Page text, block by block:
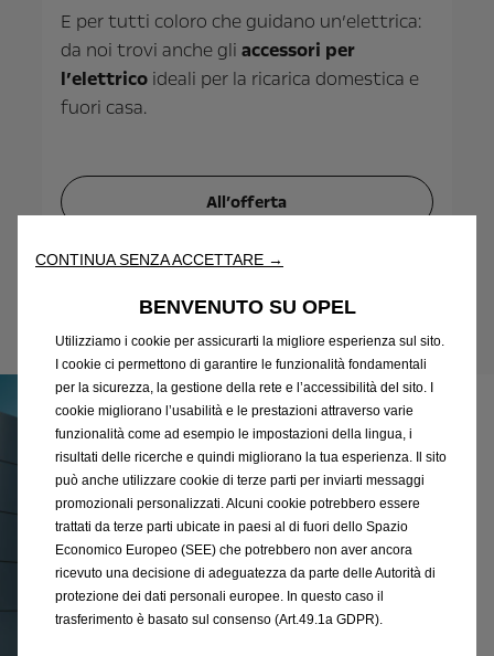
E per tutti coloro che guidano un’elettrica:
da noi trovianche gli accessori per
l’elettrico ideali per la ricarica domestica e
fuori casa.
All’offerta
CONTINUA SENZA ACCETTARE →
BENVENUTO SU OPEL
Utilizziamo i cookie per assicurarti la migliore esperienza sul sito.
I cookie ci permettono di garantire le funzionalità fondamentali
per la sicurezza, la gestione della rete e l’accessibilità del sito. I
cookie migliorano l’usabilità e le prestazioni attraverso varie
funzionalità come ad esempio le impostazioni della lingua, i
risultati delle ricerche e quindi migliorano la tua esperienza. Il sito
può anche utilizzare cookie di terze parti per inviarti messaggi
promozionali personalizzati. Alcuni cookie potrebbero essere
trattati da terze parti ubicate in paesi al di fuori dello Spazio
Economico Europeo (SEE) che potrebbero non aver ancora
ricevuto una decisione di adeguatezza da parte delle Autorità di
protezione dei dati personali europee. In questo caso il
trasferimento è basato sul consenso (Art.49.1a GDPR).